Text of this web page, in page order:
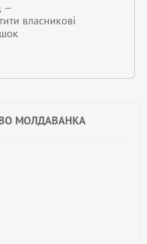
МОЛДАВАНКА
—
власникові